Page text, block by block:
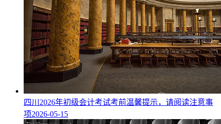
四川2026年初级会计考试考前温馨提示，请阅读注意事
项2026-05-15